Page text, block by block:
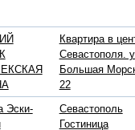
Квартира в
Севастополя.
Большая
22
Эски-
Севастополь
Гостиница